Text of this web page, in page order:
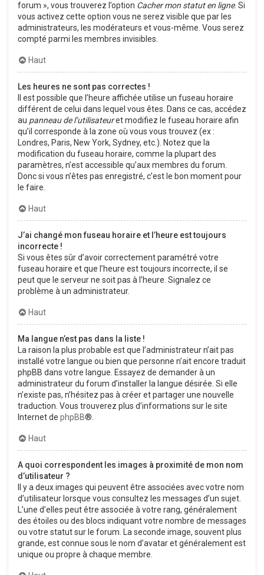
forum », vous trouverez l’option Cacher mon statut en ligne. Si
vous activez cette option vous ne serez visible que par les
administrateurs, les modérateurs et vous-même. Vous serez
compté parmi les membres invisibles.
Haut
Les heures ne sont pas correctes !
Il est possible que l’heure affichée utilise un fuseau horaire
différent de celui dans lequel vous êtes. Dans ce cas, accédez
au panneau de l’utilisateuret modifiez le fuseau horaire afin
qu’il corresponde à la zone où vous vous trouvez (ex :
Londres, Paris, New York, Sydney, etc.). Notez que la
modification du fuseau horaire, comme la plupart des
paramètres, n’est accessible qu’aux membres du forum.
Donc si vous n’êtes pas enregistré, c’est le bon moment pour
le faire.
Haut
J’ai changé mon fuseau horaire et l’heure est toujours
incorrecte !
Si vous êtes sûr d’avoir correctement paramétré votre
fuseau horaire et que l’heure est toujours incorrecte, il se
peut que le serveur ne soit pas à l’heure. Signalez ce
problème à un administrateur.
Haut
Ma langue n’est pas dans la liste !
La raison la plus probable est que l’administrateur n’ait pas
installé votre langue ou bien que personne n’ait encore traduit
phpBB dans votre langue. Essayez de demander à un
administrateur du forum d’installer la langue désirée. Si elle
n’existe pas, n’hésitez pas à créer et partager une nouvelle
traduction. Vous trouverez plus d’informations sur le site
Internet de phpBB®.
Haut
A quoi correspondent les images à proximité de mon nom
d’utilisateur ?
Il y a deux images qui peuvent être associées avec votre nom
d’utilisateur lorsque vous consultez les messages d’un sujet.
L’une d’elles peut être associée à votre rang, généralement
des étoiles ou des blocs indiquant votre nombre de messages
ou votre statut sur le forum. La seconde image, souvent plus
grande, est connue sous le nom d’avatar et généralement est
unique ou propre à chaque membre.